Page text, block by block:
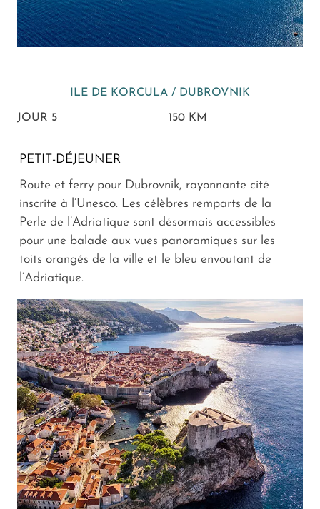
ILE DE KORCULA / DUBROVNIK
JOUR 5 150 KM
PETIT-DÉJEUNER
Route et ferry pour Dubrovnik, rayonnante cité
inscrite à l’Unesco. Les célèbres remparts de la
Perle de l’Adriatique sont désormais accessibles
pour une balade aux vues panoramiques sur les
toits orangés de la ville et le bleu envoutant de
l’Adriatique.